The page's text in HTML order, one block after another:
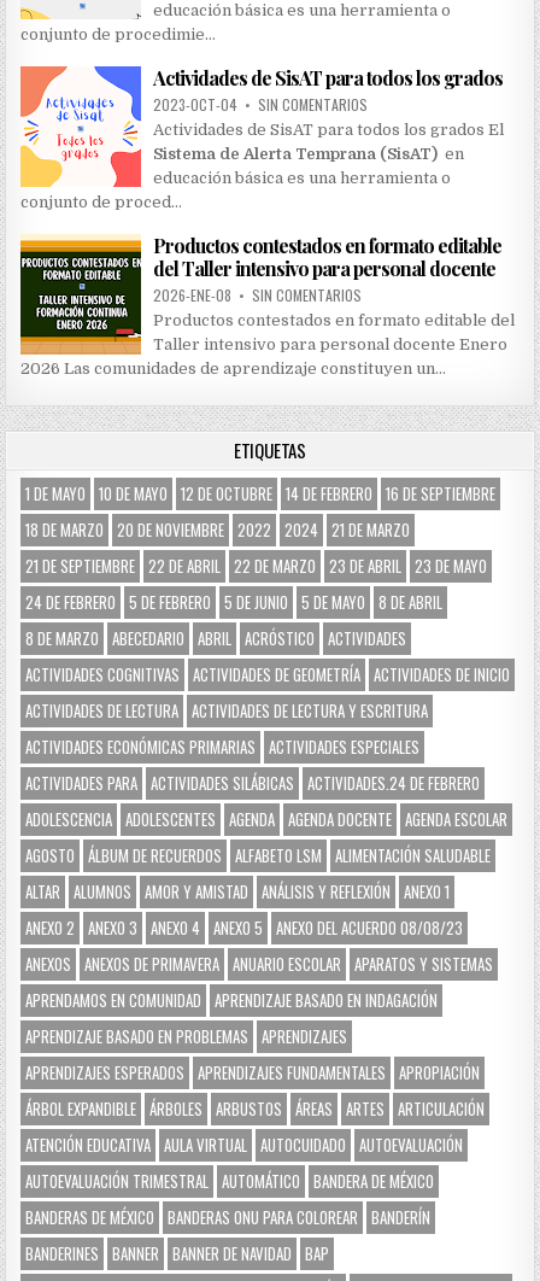
educación básica es una herramienta o
conjunto de procedimie…
Actividades de SisAT para todos los grados
2023-OCT-04 • SIN COMENTARIOS
Actividades de SisAT para todos los grados El
Sistema de Alerta Temprana (SisAT) en
educación básica es una herramienta o
conjunto de proced…
Productos contestados en formato editable
del Taller intensivo para personal docente
2026-ENE-08 • SIN COMENTARIOS
Productos contestados en formato editable del
Taller intensivo para personal docente Enero
2026 Las comunidades de aprendizaje constituyen un…
ETIQUETAS
1 DE MAYO 10 DE MAYO 12 DE OCTUBRE 14 DE FEBRERO
16 DE SEPTIEMBRE
18 DE MARZO
20 DE NOVIEMBRE 2022 2024
21 DE MARZO
21 DE SEPTIEMBRE 22 DE ABRIL 22 DE MARZO 23 DE ABRIL 23 DE MAYO
24 DE FEBRERO
5 DE FEBRERO 5 DE JUNIO 5 DE MAYO
8 DE ABRIL
8 DE MARZO
ABECEDARIO ABRIL ACRÓSTICO
ACTIVIDADES
ACTIVIDADES COGNITIVAS
ACTIVIDADES DE GEOMETRÍA ACTIVIDADES DE INICIO
ACTIVIDADES DE LECTURA ACTIVIDADES DE LECTURA Y ESCRITURA
ACTIVIDADES ECONÓMICAS PRIMARIAS
ACTIVIDADES ESPECIALES
ACTIVIDADES PARA ACTIVIDADES SILÁBICAS
ACTIVIDADES.24 DE FEBRERO
ADOLESCENCIA ADOLESCENTES AGENDA AGENDA DOCENTE AGENDA ESCOLAR
AGOSTO
ÁLBUM DE RECUERDOS ALFABETO LSM
ALIMENTACIÓN SALUDABLE
ALTAR
ALUMNOS AMOR Y AMISTAD ANÁLISIS Y REFLEXIÓN
ANEXO 1
ANEXO 2
ANEXO 3 ANEXO 4 ANEXO 5
ANEXO DEL ACUERDO 08/08/23
ANEXOS
ANEXOS DE PRIMAVERA ANUARIO ESCOLAR
APARATOS Y SISTEMAS
APRENDAMOS EN COMUNIDAD
APRENDIZAJE BASADO EN INDAGACIÓN
APRENDIZAJE BASADO EN PROBLEMAS
APRENDIZAJES
APRENDIZAJES ESPERADOS
APRENDIZAJES FUNDAMENTALES
APROPIACIÓN
ÁRBOL EXPANDIBLE ÁRBOLES ARBUSTOS ÁREAS ARTES
ARTICULACIÓN
ATENCIÓN EDUCATIVA AULA VIRTUAL AUTOCUIDADO
AUTOEVALUACIÓN
AUTOEVALUACIÓN TRIMESTRAL AUTOMÁTICO
BANDERA DE MÉXICO
BANDERAS DE MÉXICO
BANDERAS ONU PARA COLOREAR
BANDERÍN
BANDERINES
BANNER BANNER DE NAVIDAD
BAP